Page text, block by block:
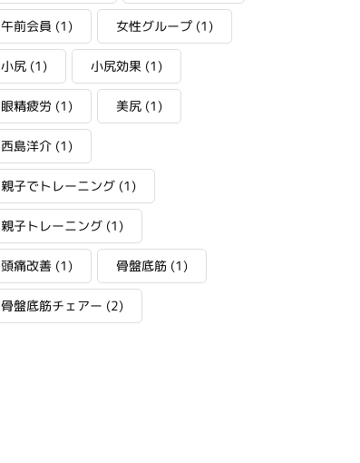
午前会員 (1) 女性グループ (1)
小尻 (1) 小尻効果 (1)
眼精疲労 (1) 美尻 (1)
西島洋介 (1)
親子でトレーニング (1)
親子トレーニング (1)
頭痛改善 (1) 骨盤底筋 (1)
骨盤底筋チェアー (2)